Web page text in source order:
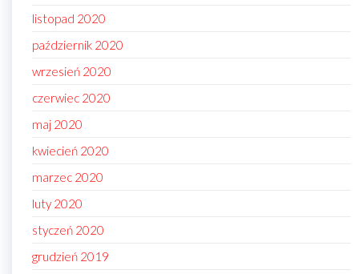
listopad 2020
październik 2020
wrzesień 2020
czerwiec 2020
maj 2020
kwiecień 2020
marzec 2020
luty 2020
styczeń 2020
grudzień 2019